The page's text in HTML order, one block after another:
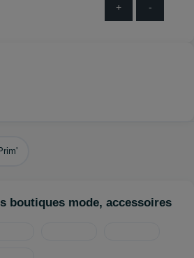
+ -
boutiques mode, accessoires